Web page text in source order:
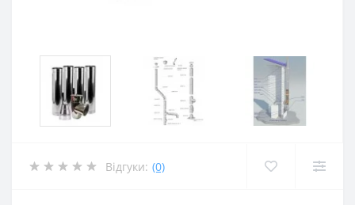
Відгуки: (0)